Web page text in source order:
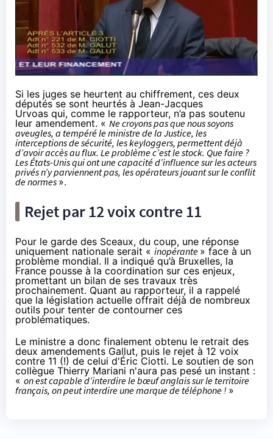
Si les juges se heurtent au chiffrement, ces deux
députés se sont heurtés à Jean-Jacques
Urvoas qui, comme le rapporteur, n’a pas soutenu
leur amendement. « Ne croyons pas que nous soyons
aveugles, a tempéré le ministre de la Justice, les
interceptions de sécurité, les keyloggers, permettent déjà
d’avoir accès au flux. Le problème c’est le stock. Que faire ?
Les États-Unis qui ont une capacité d’influence sur les acteurs
privés n’y parviennent pas, les opérateurs jouant sur le conflit
de normes ».
Rejet par 12 voix contre 11
Pour le garde des Sceaux, du coup, une réponse
uniquement nationale serait « inopérante » face à un
problème mondial. Il a indiqué qu’à Bruxelles, la
France pousse à la coordination sur ces enjeux,
promettant un bilan de ses travaux très
prochainement. Quant au rapporteur, il a rappelé
que la législation actuelle offrait déjà de nombreux
outils pour tenter de contourner ces
problématiques.
Le ministre a donc finalement obtenu le retrait des
deux amendements Gallut, puis le rejet à 12 voix
contre 11 (!) de celui d'Éric Ciotti. Le soutien de son
collègue Thierry Mariani n'aura pas pesé un instant :
« on est capable d’interdire le bœuf anglais sur le territoire
français, on peut interdire une marque de téléphone ! »